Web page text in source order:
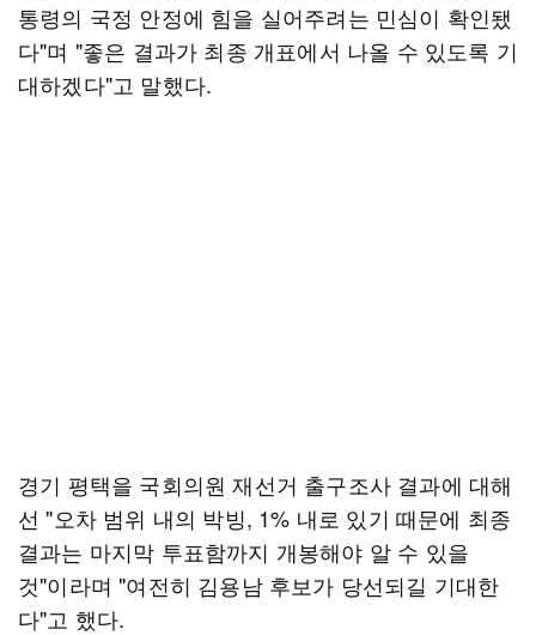
통령의 국정 안정에 힘을 실어주려는 민심이 확인됐
다"며 "좋은 결과가 최종 개표에서 나올 수 있도록 기
대하겠다"고 말했다.
경기 평택을 국회의원 재선거 출구조사 결과에 대해
선 "오차 범위 내의 박빙, 1% 내로 있기 때문에 최종
결과는 마지막 투표함까지 개봉해야 알 수 있을
것"이라며 "여전히 김용남 후보가 당선되길 기대한
다"고 했다.